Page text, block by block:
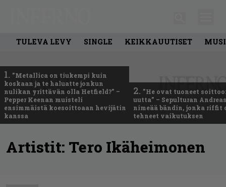
TULEVA LEVY SINGLE KEIKKAUUTISET
1. ”Metallica on tiukempi kuin
koskaan ja te haluatte jonkun
nulikan yrittävän olla Hetfield?” –
Pepper Keenan muisteli
ensimmäistä koesoittoaan hevijätin
kanssa
2. ”He ovat tuoneet
uutta” – Sepulturan
nimeää bändin, jonka riffit
tehneet vaikutuksen
Artistit: Tero Ikäheimonen